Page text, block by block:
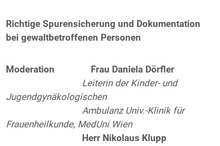
Richtige Spurensicherung und Dokumentation
bei gewaltbetroffenen Personen
Moderation
Frau Daniela Dörfler
Leiterin der Kinder- und
Jugendgynäkologischen
Ambulanz Univ.-Klinik für
Frauenheilkunde, MedUni Wien
Herr Nikolaus Klupp